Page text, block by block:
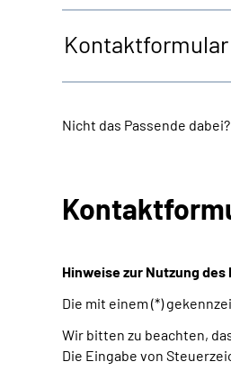
Nicht das Passende
Hinweise zur Nutzung des
Die mit einem (*)
Wir bitten zu beachten,
Die Eingabe von